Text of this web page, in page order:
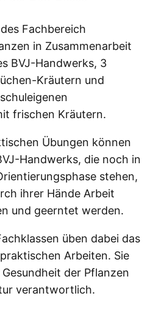
Fachbereich
in Zusammenarbeit
BVJ-Handwerks, 3
Kräutern und
frischen Kräutern.
Übungen können
Handwerks, die noch in
stehen,
ihrer Hände Arbeit
und geerntet werden.
üben dabei das
Arbeiten. Sie
der Pflanzen
verantwortlich.